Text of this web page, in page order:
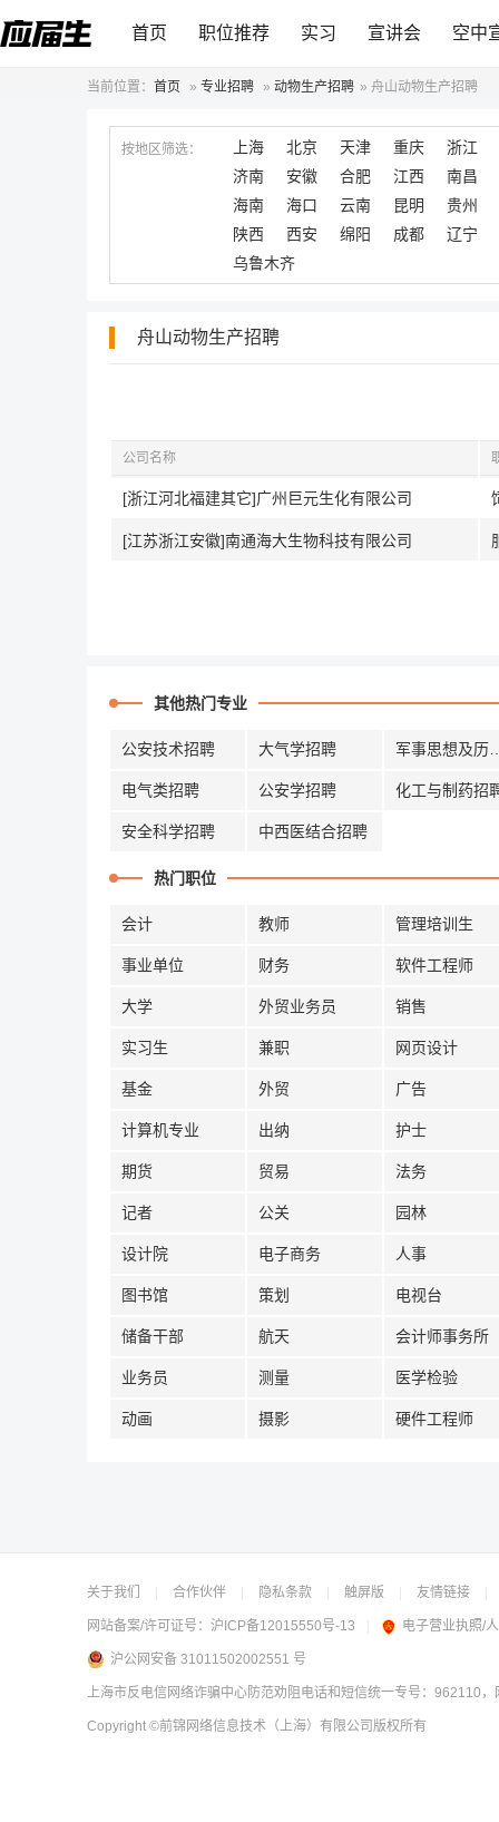
首页 职位推荐 实习 宣讲会 空中
当前位置： 首页 » 专业招聘 » 动物生产招聘 » 舟山动物生产招聘
按地区筛选： 上海 北京 天津 重庆
浙江
济南
安徽 合肥 江西
南昌
海南
海口 云南 昆明
贵州
陕西
西安 绵阳 成都
辽宁
乌鲁木齐
舟山动物生产招聘
公司名称
[浙江河北福建其它]广州巨元生化有限公司
[江苏浙江安徽]南通海大生物科技有限公司
其他热门专业
公安技术招聘 大气学招聘
电气类招聘 公安学招聘 化工与制药招
安全科学招聘 中西医结合招聘
热门职位
会计 教师 管理培训生
事业单位 财务 软件工程师
大学 外贸业务员 销售
实习生 兼职 网页设计
基金 外贸 广告
计算机专业 出纳 护士
期货 贸易 法务
记者 公关 园林
设计院 电子商务 人事
图书馆 策划 电视台
储备干部 航天 会计师事务所
业务员 测量 医学检验
动画 摄影 硬件工程师
关于我们 合作伙伴 隐私条款 触屏版 友情链接
网站备案/许可证号： 沪ICP备12015550号-13 电子营业执照/
沪公网安备 31011502002551 号
上海市反电信网络诈骗中心防范劝阻电话和短信统一专号：962110
Copyright ©前锦网络信息技术（上海）有限公司 版权所有